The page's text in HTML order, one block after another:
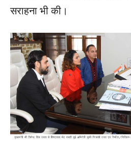
सराहना भी की।